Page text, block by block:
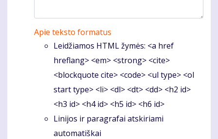
Apie teksto formatus
Leidžiamos HTML žymės: <a href
hreflang> <em> <strong> <cite>
<blockquote cite> <code> <ul type> <ol
start type> <li> <dl> <dt> <dd> <h2 id>
<h3 id> <h4 id> <h5 id> <h6 id>
Linijos ir paragrafai atskiriami
automatiškai